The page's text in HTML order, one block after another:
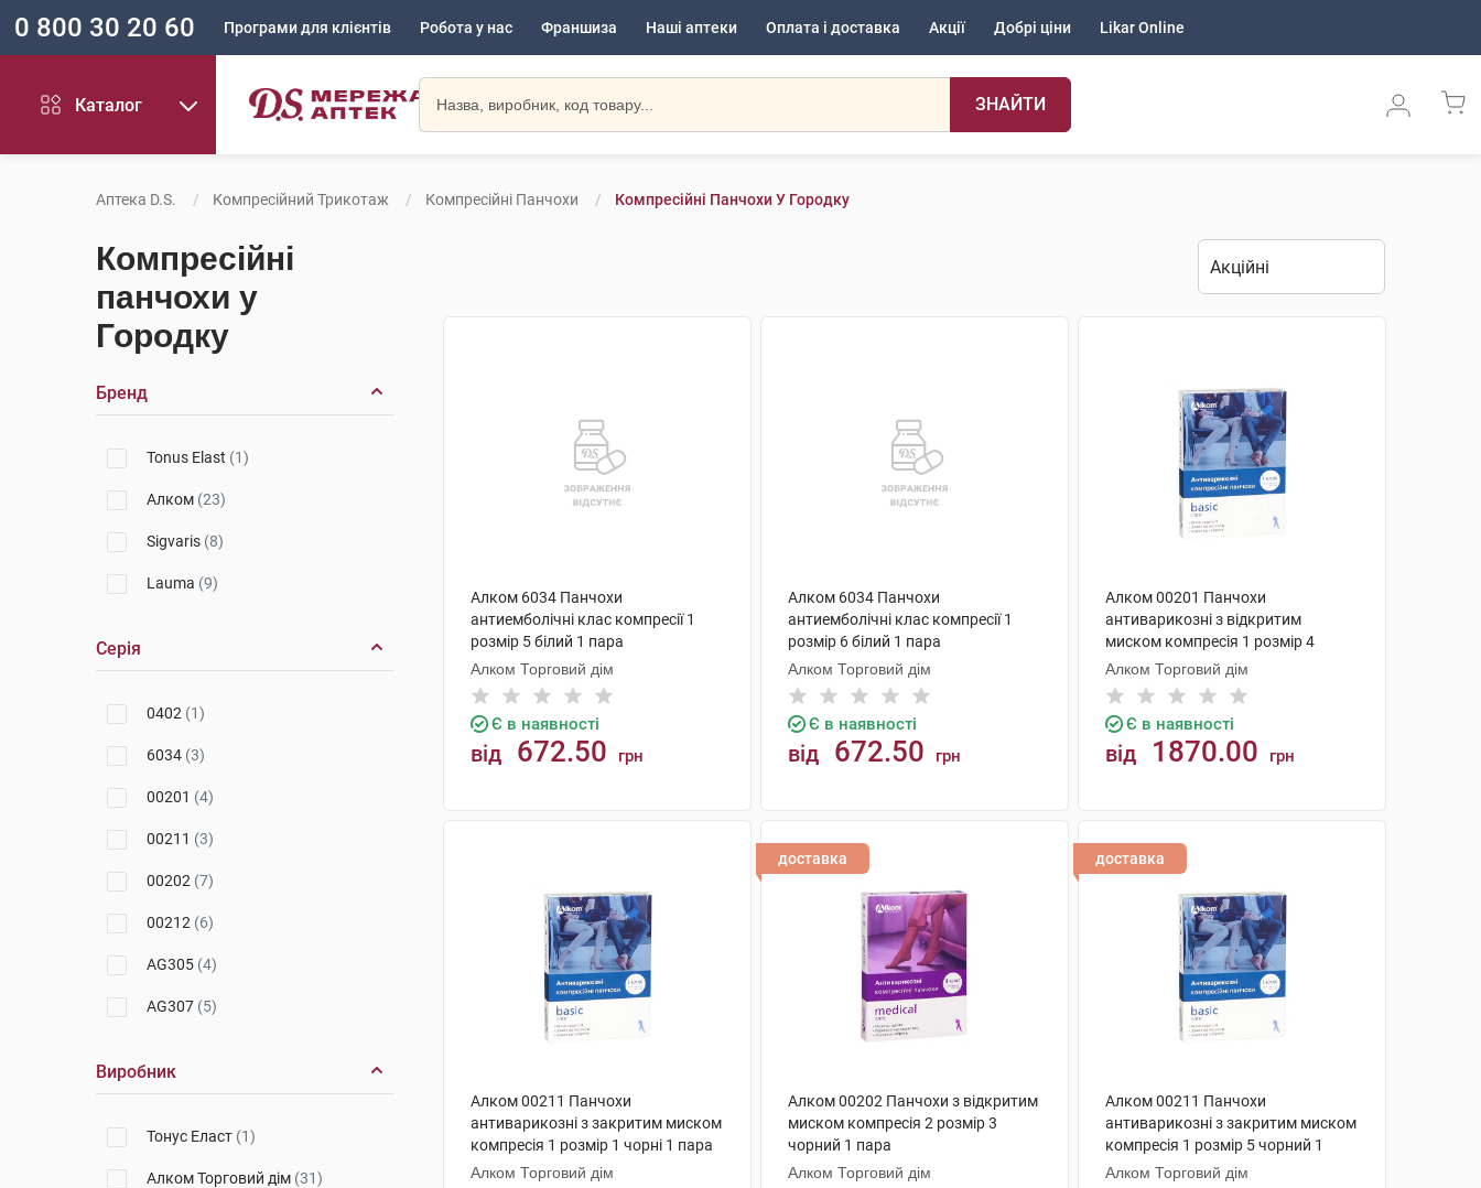
0 800 30 20 60 Програми для клієнтів Робота у нас Франшиза Наші аптеки Оплата і доставка Акції Добрі ціни Likar Online
Каталог ЗНАЙТИ
Аптека D.S. Компресійний Трикотаж Компресійні Панчохи Компресійні Панчохи У Городку
Компресійні
панчохи у
Городку
Бренд
Tonus Elast (1)
Алком (23)
Sigvaris (8)
Lauma (9)
Серія
0402 (1)
6034 (3)
00201 (4)
00211 (3)
00202 (7)
00212 (6)
AG305 (4)
AG307 (5)
Виробник
Тонус Еласт (1)
Алком Торговий дім (31)
Алком 6034 Панчохи
антиемболічні клас компресії 1
розмір 5 білий 1 пара
Алком Торговий дім
Є в наявності
від 672.50 грн
Алком 6034 Панчохи
антиемболічні клас компресії 1
розмір 6 білий 1 пара
Алком Торговий дім
Є в наявності
від 672.50 грн
Алком 00201 Панчохи
антиварикозні з відкритим
миском компресія 1 розмір 4
бежевий 1 пара
Алком Торговий дім
Є в наявності
від 1870.00 грн
Алком 00211 Панчохи
антиварикозні з закритим миском
компресія 1 розмір 1 чорні 1 пара
Алком Торговий дім
доставка
Алком 00202 Панчохи з відкритим
миском компресія 2 розмір 3
чорний 1 пара
Алком Торговий дім
доставка
Алком 00211 Панчохи
антиварикозні з закритим миском
компресія 1 розмір 5 чорний 1
пара
Алком Торговий дім